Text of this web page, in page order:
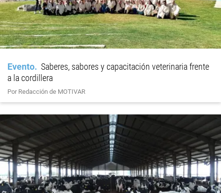
Evento
Saberes, sabores y capacitación veterinaria frente
a la cordillera
Por Redacción de MOTIVAR